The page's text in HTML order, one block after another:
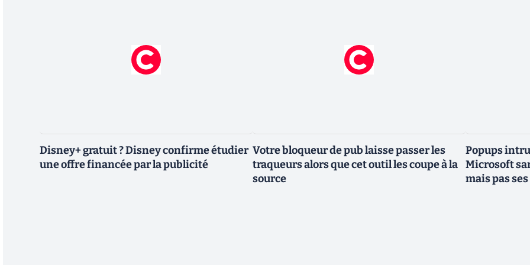
Disney+ gratuit ? Disney confirme étudier
une offre financée par la publicité
Votre bloqueur de pub laisse passer les
traqueurs alors que cet outil les coupe à la
source
Popups
Microsoft
mais pas